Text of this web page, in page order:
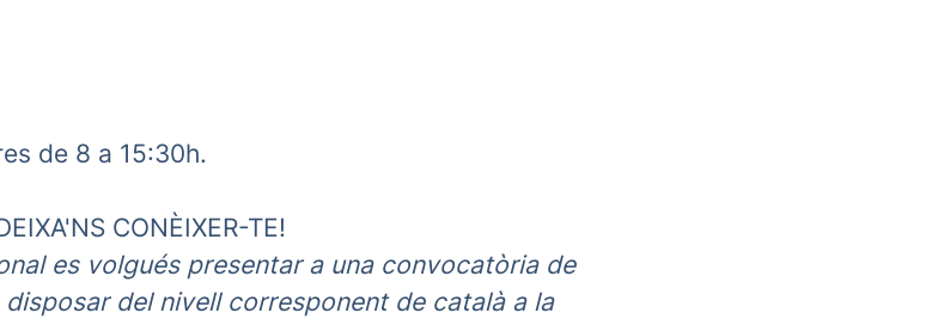
de 8 a 15:30h.
CONÈIXER-TE!
es volgués presentar a una convocatòria de
del nivell corresponent de català a la